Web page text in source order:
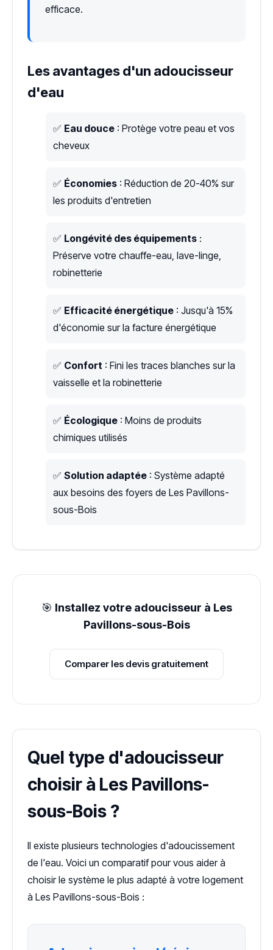
efficace.
Les avantages d'un adoucisseur
d'eau
✅ Eau douce : Protège votre peau et vos
cheveux
✅ Économies : Réduction de 20-40% sur
les produits d'entretien
✅ Longévité des équipements :
Préserve votre chauffe-eau, lave-linge,
robinetterie
✅ Efficacité énergétique : Jusqu'à 15%
d'économie sur la facture énergétique
✅ Confort : Fini les traces blanches sur la
vaisselle et la robinetterie
✅ Écologique : Moins de produits
chimiques utilisés
✅ Solution adaptée : Système adapté
aux besoins des foyers de Les Pavillons-
sous-Bois
🎯 Installez votre adoucisseur à Les
Pavillons-sous-Bois
Comparer les devis gratuitement
Quel type d'adoucisseur
choisir à Les Pavillons-
sous-Bois ?
Il existe plusieurs technologies d'adoucissement
de l'eau. Voici un comparatif pour vous aider à
choisir le système le plus adapté à votre logement
à Les Pavillons-sous-Bois :